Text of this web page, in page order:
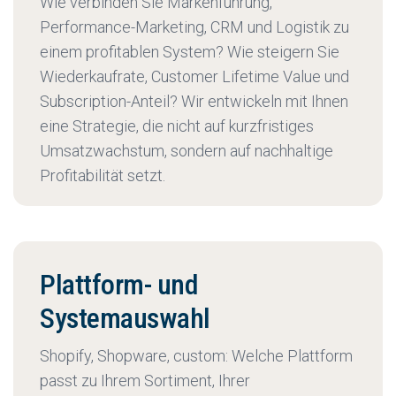
Performance-Marketing, CRM und Logistik zu
einem profitablen System? Wie steigern Sie
Wiederkaufrate, Customer Lifetime Value und
Subscription-Anteil? Wir entwickeln mit Ihnen
eine Strategie, die nicht auf kurzfristiges
Umsatzwachstum, sondern auf nachhaltige
Profitabilität setzt.
Plattform- und
Systemauswahl
Shopify, Shopware, custom: Welche Plattform
passt zu Ihrem Sortiment, Ihrer